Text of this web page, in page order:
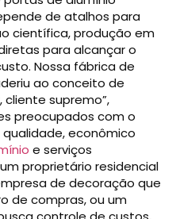
de atalhos para
científica, produção em
para alcançar o
Nossa fábrica de
ao conceito de
cliente supremo”,
preocupados com o
econômico
e serviços
proprietário residencial
de decoração que
de compras, ou um